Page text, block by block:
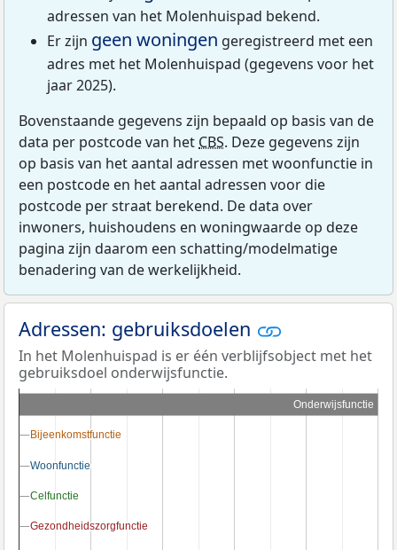
adressen van het Molenhuispad bekend.
Er zijn geen woningen geregistreerd met een
adres met het Molenhuispad (gegevens voor het
jaar 2025).
Bovenstaande gegevens zijn bepaald op basis van de
data per postcode van het CBS. Deze gegevens zijn
op basis van het aantal adressen met woonfunctie in
een postcode en het aantal adressen voor die
postcode per straat berekend. De data over
inwoners, huishoudens en woningwaarde op deze
pagina zijn daarom een schatting/modelmatige
benadering van de werkelijkheid.
Adressen: gebruiksdoelen
In het Molenhuispad is er één verblijfsobject met het
gebruiksdoel onderwijsfunctie.
Onderwijsfunctie
Bijeenkomstfunctie
Bijeenkomstfunctie
Woonfunctie
Woonfunctie
Celfunctie
Celfunctie
Gezondheidszorgfunctie
Gezondheidszorgfunctie